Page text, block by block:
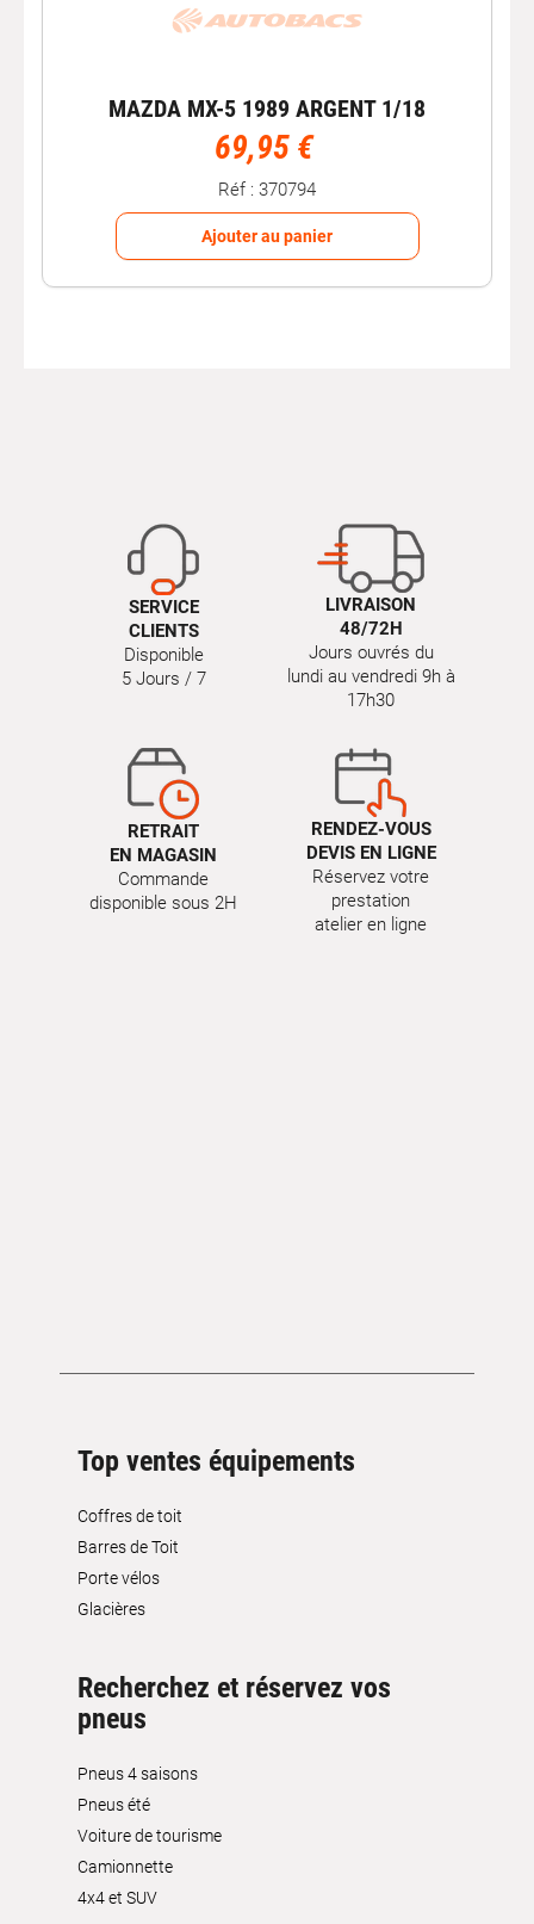
MAZDA MX-5 1989 ARGENT 1/18
69,95 €
Réf : 370794
Ajouter au panier
SERVICE
CLIENTS
Disponible
5 Jours / 7
LIVRAISON
48/72H
Jours ouvrés du
lundi au vendredi 9h à
17h30
RETRAIT
EN MAGASIN
Commande
disponible sous 2H
RENDEZ-VOUS
DEVIS EN LIGNE
Réservez votre
prestation
atelier en ligne
Top ventes équipements
Coffres de toit
Barres de Toit
Porte vélos
Glacières
Recherchez et réservez vos
pneus
Pneus 4 saisons
Pneus été
Voiture de tourisme
Camionnette
4x4 et SUV